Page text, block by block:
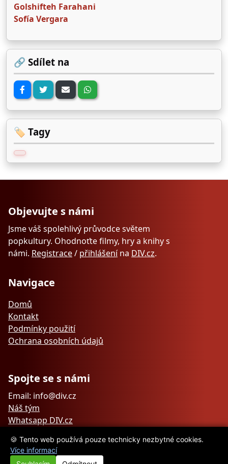
Golshifteh Farahani
Sofía Vergara
🔗 Sdílet na
🏷️ Tagy
Objevujte s námi
Jsme váš spolehlivý průvodce světem
popkultury. Ohodnoťte filmy, hry a knihy s
námi. Registrace/ přihlášenína DIV.cz.
Navigace
Domů
Kontakt
Podmínky použití
Ochrana osobních údajů
Spojte se s námi
Email: info@div.cz
Náš tým
Whatsapp DIV.cz
🍪 Tento web používá pouze technicky nezbytné cookies.
Více informací